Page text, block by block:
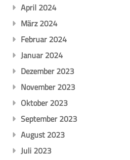
April 2024
März 2024
Februar 2024
Januar 2024
Dezember 2023
November 2023
Oktober 2023
September 2023
August 2023
Juli 2023